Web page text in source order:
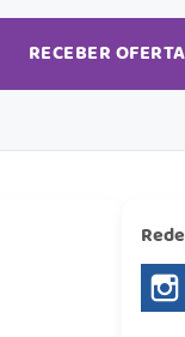
RECEBER